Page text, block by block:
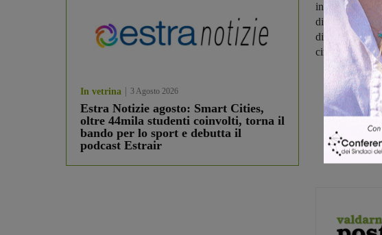
In vetrina 3 Agosto 2026
Estra Notizie agosto: Smart Cities,
oltre 44mila studenti coinvolti, torna il
bando per lo sport e debutta il
podcast Estrair
installazione,
di bottiglie di
di plastica), si
circa 63 euro